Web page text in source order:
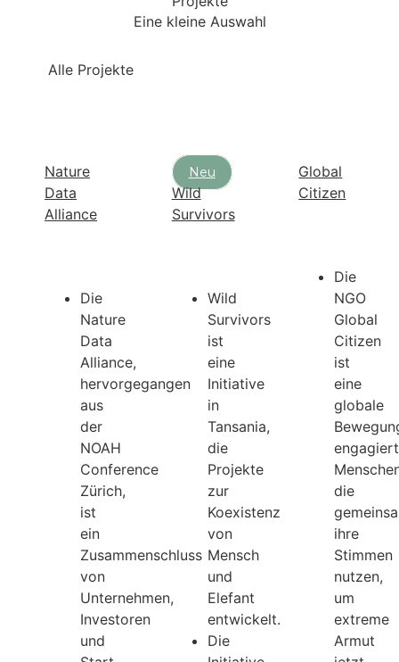
Eine kleine Auswahl
Alle Projekte
Nature
Data
Alliance
Die
Nature
Data
Alliance,
hervorgegangen
aus
der
NOAH
Conference
Zürich,
ist
ein
Zusammenschluss
von
Unternehmen,
Investoren
und
Neu
Wild
Survivors
Wild
Survivors
ist
eine
Initiative
in
Tansania,
die
Projekte
zur
Koexistenz
von
Mensch
und
Elefant
entwickelt.
Die
Global
Citizen
Die
NGO
Global
Citizen
ist
eine
globale
die
ihre
Stimmen
nutzen,
um
extreme
Armut